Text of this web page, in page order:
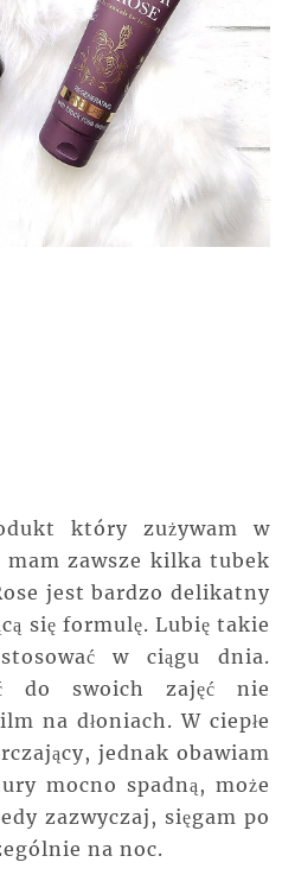
który zużywam w
mam zawsze kilka tubek
jest bardzo delikatny
się formulę. Lubię takie
w ciągu dnia.
do swoich zajęć nie
na dłoniach. W ciepłe
jednak obawiam
mocno spadną, może
zazwyczaj, sięgam po
na noc.